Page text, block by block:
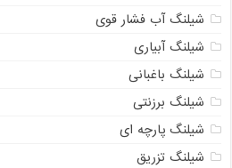
شیلنگ آب فشار قوی
شیلنگ آبیاری
شیلنگ باغبانی
شیلنگ برزنتی
شیلنگ پارچه ای
شیلنگ تزریق